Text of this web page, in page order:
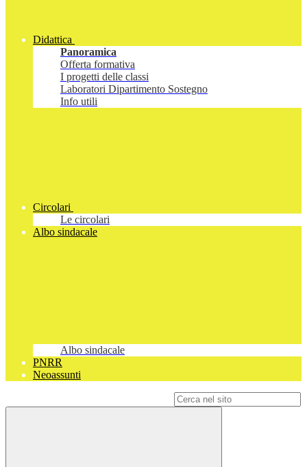
Didattica
Panoramica
Offerta formativa
I progetti delle classi
Laboratori Dipartimento Sostegno
Info utili
Circolari
Le circolari
Albo sindacale
Albo sindacale
PNRR
Neoassunti